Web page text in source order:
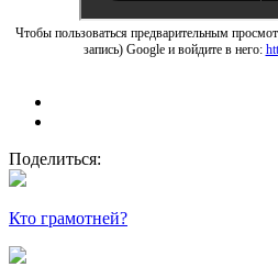
Чтобы пользоваться предварительным
запись) Google и войдите в него:
Поделиться:
Кто грамотней?